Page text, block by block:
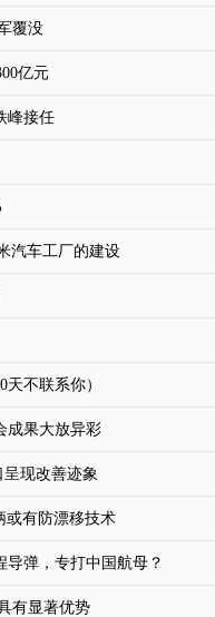
覆没
亿元
峰接任
汽车工厂的建设
不联系你）
成果大放异彩
现改善迹象
或有防漂移技术
导弹，专打中国航母？
有显著优势